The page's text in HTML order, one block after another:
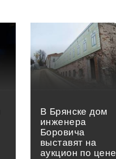
В Брянске дом
инженера
Боровича
выставят на
аукцион по цене